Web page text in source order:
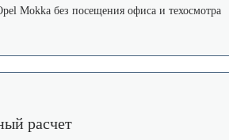
Mokka без посещения офиса и техосмотра
расчет